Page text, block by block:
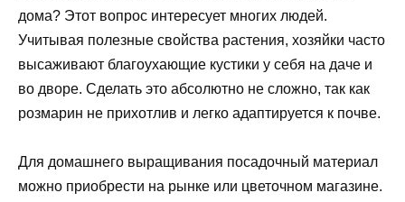
дома? Этот вопрос интересует многих людей.
Учитывая полезные свойства растения, хозяйки часто
высаживают благоухающие кустики у себя на даче и
во дворе. Сделать это абсолютно не сложно, так как
розмарин не прихотлив и легко адаптируется к почве.
Для домашнего выращивания посадочный материал
можно приобрести на рынке или цветочном магазине.